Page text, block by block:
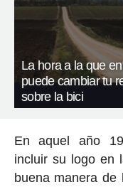
La hora a la que
puede cambiar tu
sobre la bici
En aquel año
incluir su logo en
buena manera de